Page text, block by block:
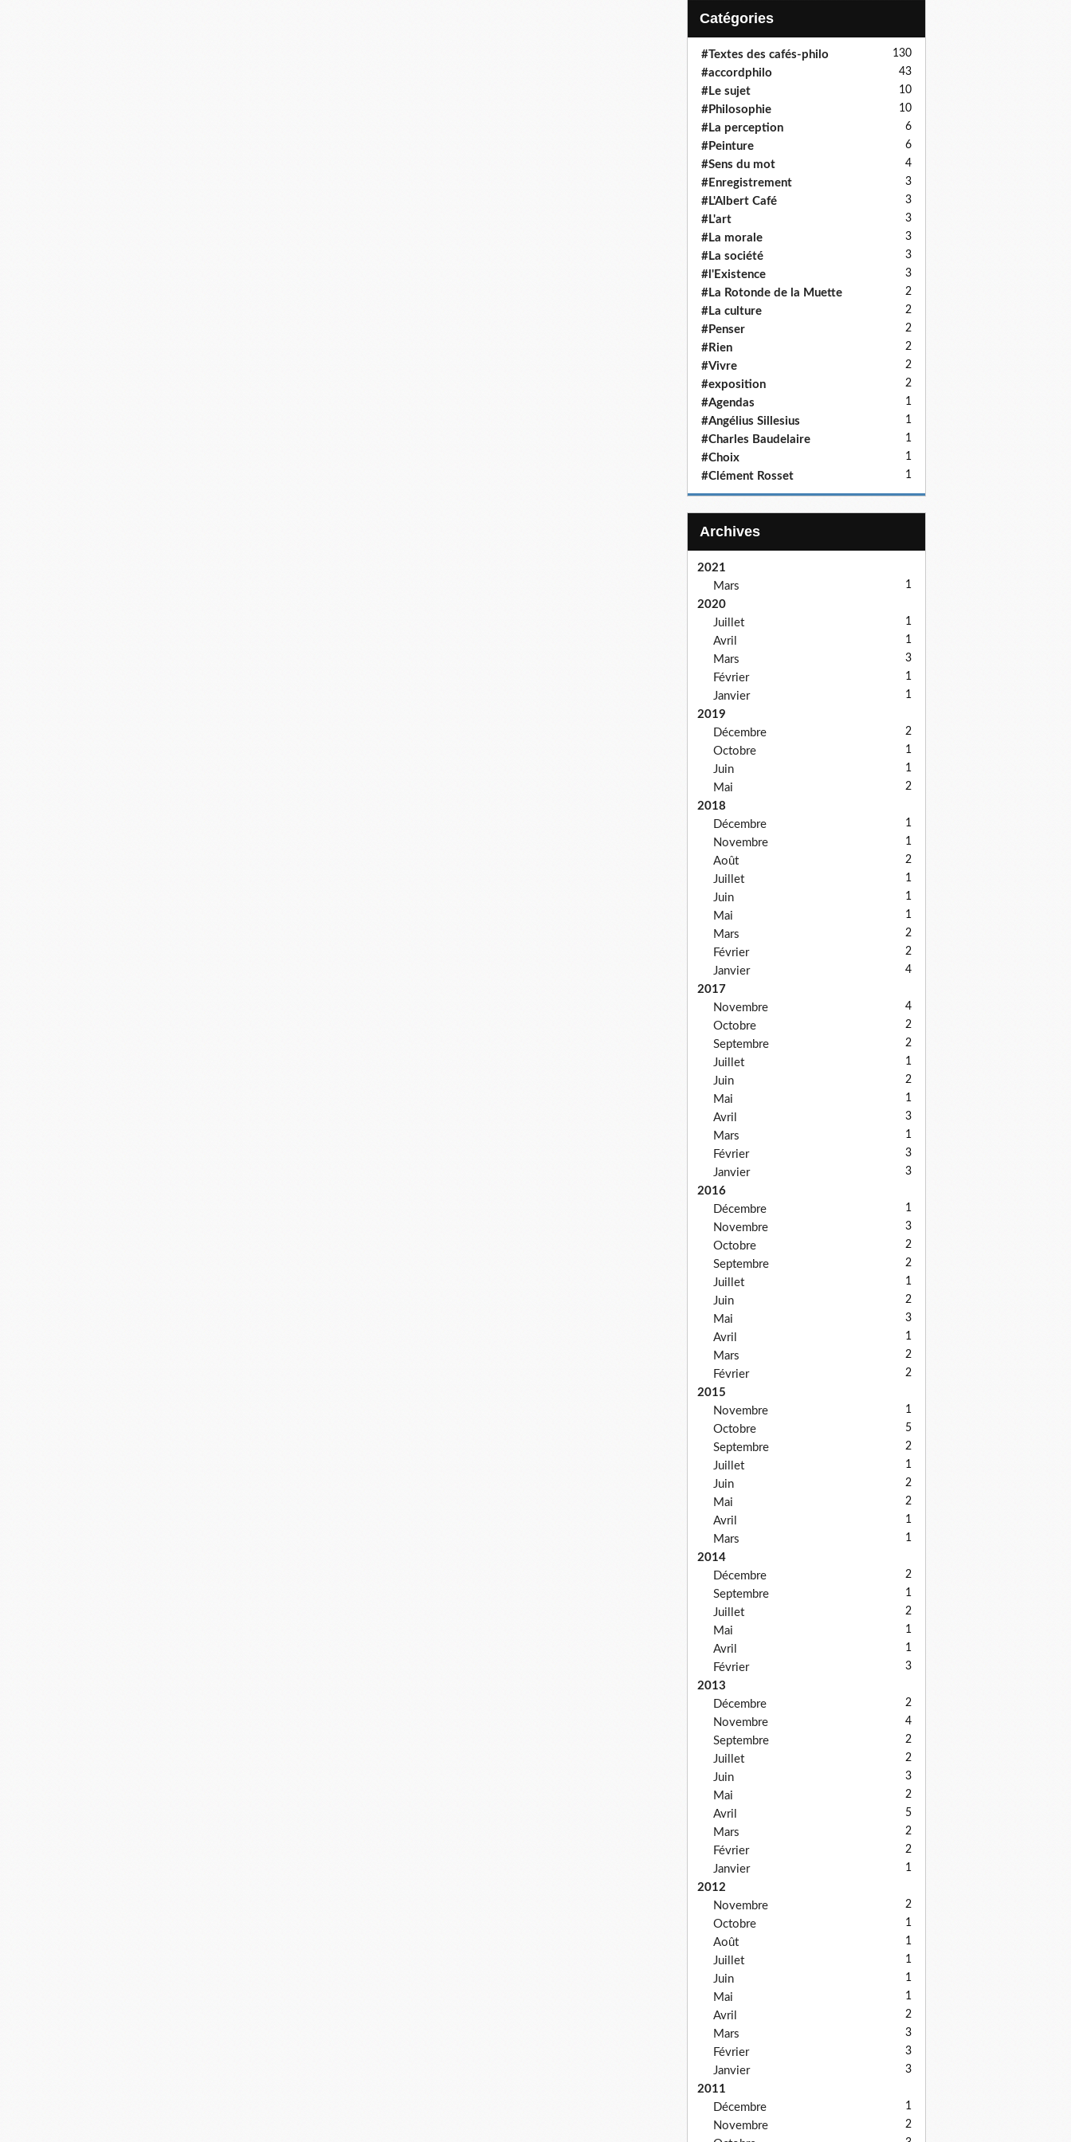
Catégories
#Textes des cafés-philo 130
#accordphilo 43
#Le sujet 10
#Philosophie 10
#La perception 6
#Peinture 6
#Sens du mot 4
#Enregistrement 3
#L'Albert Café 3
#L'art 3
#La morale 3
#La société 3
#l'Existence 3
#La Rotonde de la Muette 2
#La culture 2
#Penser 2
#Rien 2
#Vivre 2
#exposition 2
#Agendas 1
#Angélius Sillesius 1
#Charles Baudelaire 1
#Choix 1
#Clément Rosset 1
Archives
2021
Mars
1
2020
Juillet
1
Avril 1
Mars 3
Février 1
Janvier 1
2019
Décembre
2
Octobre 1
Juin 1
Mai 2
2018
Décembre
1
Novembre 1
Août 2
Juillet 1
Juin 1
Mai 1
Mars 2
Février 2
Janvier 4
2017
Novembre
4
Octobre 2
Septembre 2
Juillet 1
Juin 2
Mai 1
Avril 3
Mars 1
Février 3
Janvier 3
2016
Décembre
1
Novembre 3
Octobre 2
Septembre 2
Juillet 1
Juin 2
Mai 3
Avril 1
Mars 2
Février 2
2015
Novembre
1
Octobre 5
Septembre 2
Juillet 1
Juin 2
Mai 2
Avril 1
Mars 1
2014
Décembre
2
Septembre 1
Juillet 2
Mai 1
Avril 1
Février 3
2013
Décembre
2
Novembre 4
Septembre 2
Juillet 2
Juin 3
Mai 2
Avril 5
Mars 2
Février 2
Janvier 1
2012
Novembre
2
Octobre 1
Août 1
Juillet 1
Juin 1
Mai 1
Avril 2
Mars 3
Février 3
Janvier 3
2011
Décembre
1
Novembre 2